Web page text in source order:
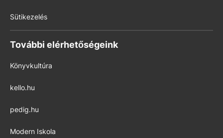
Sütikezelés
További elérhetőségeink
Könyvkultúra
kello.hu
pedig.hu
Modern Iskola